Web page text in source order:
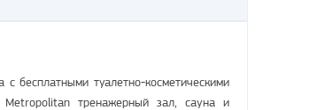
бесплатными туалетно-косметическими
Metropolitan тренажерный зал, сауна и